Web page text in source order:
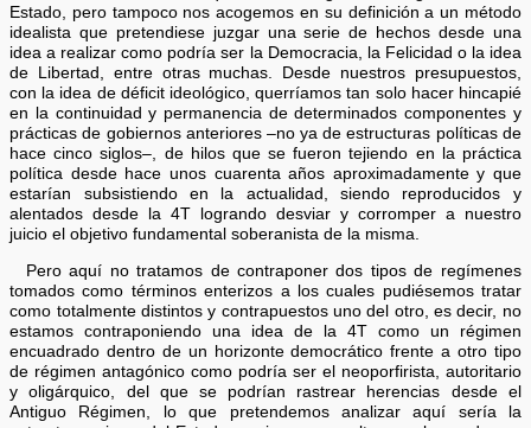
Estado, pero tampoco nos acogemos en su definición a un método
idealista que pretendiese juzgar una serie de hechos desde una
idea a realizar como podría ser la Democracia, la Felicidad o la idea
de Libertad, entre otras muchas. Desde nuestros presupuestos,
con la idea de déficit ideológico, querríamos tan solo hacer hincapié
en la continuidad y permanencia de determinados componentes y
prácticas de gobiernos anteriores –no ya de estructuras políticas de
hace cinco siglos–, de hilos que se fueron tejiendo en la práctica
política desde hace unos cuarenta años aproximadamente y que
estarían subsistiendo en la actualidad, siendo reproducidos y
alentados desde la 4T logrando desviar y corromper a nuestro
juicio el objetivo fundamental soberanista de la misma.
Pero aquí no tratamos de contraponer dos tipos de regímenes
tomados como términos enterizos a los cuales pudiésemos tratar
como totalmente distintos y contrapuestos uno del otro, es decir, no
estamos contraponiendo una idea de la 4T como un régimen
encuadrado dentro de un horizonte democrático frente a otro tipo
de régimen antagónico como podría ser el neoporfirista, autoritario
y oligárquico, del que se podrían rastrear herencias desde el
Antiguo Régimen, lo que pretendemos analizar aquí sería la